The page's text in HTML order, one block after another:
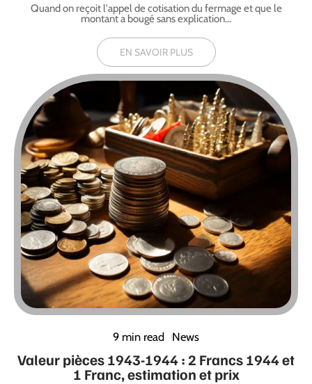
Quand on reçoit l'appel de cotisation du fermage et que le
montant a bougé sans explication…
EN SAVOIR PLUS
9 min read News
Valeur pièces 1943-1944 : 2 Francs 1944 et
1 Franc, estimation et prix